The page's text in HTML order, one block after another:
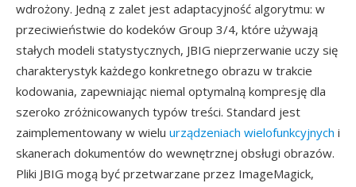
wdrożony. Jedną z zalet jest adaptacyjność algorytmu: w
przeciwieństwie do kodeków Group 3/4, które używają
stałych modeli statystycznych, JBIG nieprzerwanie uczy się
charakterystyk każdego konkretnego obrazu w trakcie
kodowania, zapewniając niemal optymalną kompresję dla
szeroko zróżnicowanych typów treści. Standard jest
zaimplementowany w wielu urządzeniach wielofunkcyjnych i
skanerach dokumentów do wewnętrznej obsługi obrazów.
Pliki JBIG mogą być przetwarzane przez ImageMagick,